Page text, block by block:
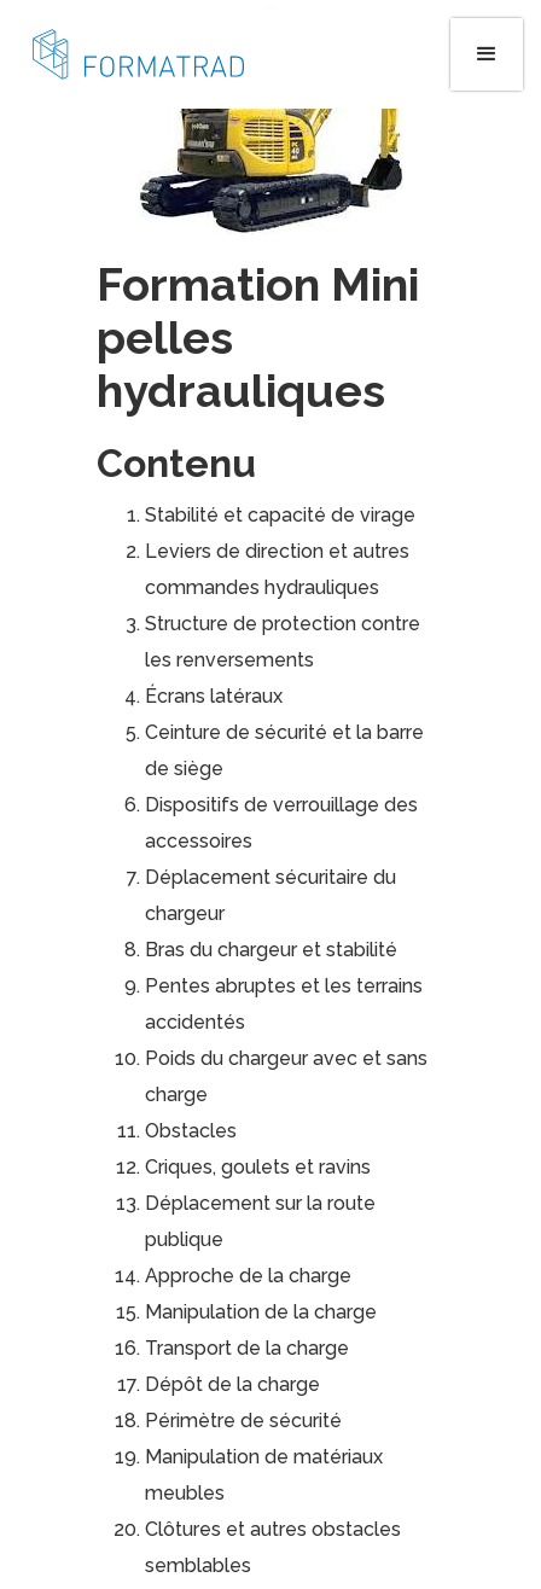
Formation Mini
pelles
hydrauliques
Contenu
Stabilité et capacité de virage
Leviers de direction et autres
commandes hydrauliques
Structure de protection contre
les renversements
Écrans latéraux
Ceinture de sécurité et la barre
de siège
Dispositifs de verrouillage des
accessoires
Déplacement sécuritaire du
chargeur
Bras du chargeur et stabilité
Pentes abruptes et les terrains
accidentés
Poids du chargeur avec et sans
charge
Obstacles
Criques, goulets et ravins
Déplacement sur la route
publique
Approche de la charge
Manipulation de la charge
Transport de la charge
Dépôt de la charge
Périmètre de sécurité
Manipulation de matériaux
meubles
Clôtures et autres obstacles
semblables